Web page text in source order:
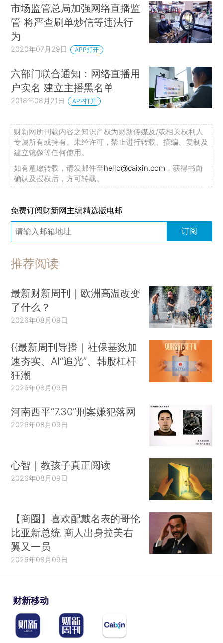
市场监管总局加强网络直播监
管 将严查刷单炒信等违法行
为
2020年07月29日 APP打开
六部门联合通知：网络直播用
户实名 建立主播黑名单
2018年08月21日 APP打开
财新网所刊载内容之知识产权为财新传媒及/或相关权利人
专属所有或持有。未经许可，禁止进行转载、摘编、复制及
建立镜像等任何使用。
如有意愿转载，请发邮件至hello@caixin.com ，获得书面
确认及授权后，方可转载。
免费订阅财新网主编精选版电邮
订阅
推荐阅读
最新财新周刊｜欧洲高温改变
了什么？
2026年08月09日
{{最新周刊导播｜社保基数加
速夯实、AI“追光”、韩股杠杆
狂潮
2026年08月09日
河南西平“7.30”刑案嫌犯落网
2026年08月09日
心智｜教孩子真正阅读
2026年08月09日
【商圈】喜欢配戴名表的哥伦
比亚新总统 商人出身拉美右
翼又一员
2026年08月09日
财新移动